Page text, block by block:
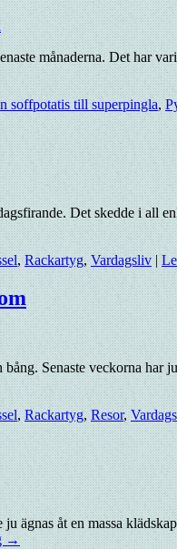
månaderna. Det har
soffpotatis till superpingla,
Det skedde i
,Rackartyg,Vardagsliv |
bång. Senaste veckorna
,Rackartyg,Resor,
ju ägnas åt en massa
→